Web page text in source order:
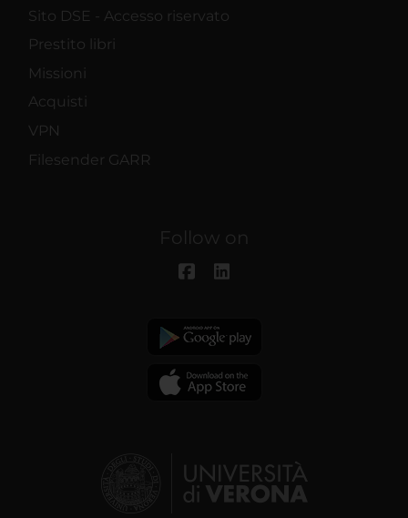
Sito DSE - Accesso riservato
Prestito libri
Missioni
Acquisti
VPN
Filesender GARR
Follow on